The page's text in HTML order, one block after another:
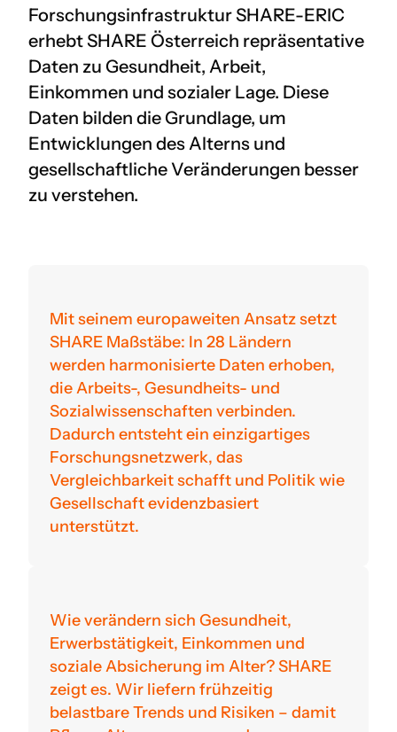
Forschungsinfrastruktur SHARE-ERIC
erhebt SHARE Österreich repräsentative
Daten zu Gesundheit, Arbeit,
Einkommen und sozialer Lage. Diese
Daten bilden die Grundlage, um
Entwicklungen des Alterns und
gesellschaftliche Veränderungen besser
zu verstehen.
Mit seinem europaweiten Ansatz setzt
SHARE Maßstäbe: In 28 Ländern
werden harmonisierte Daten erhoben,
die Arbeits-, Gesundheits- und
Sozialwissenschaften verbinden.
Dadurch entsteht ein einzigartiges
Forschungsnetzwerk, das
Vergleichbarkeit schafft und Politik wie
Gesellschaft evidenzbasiert
unterstützt.
Wie verändern sich Gesundheit,
Erwerbstätigkeit, Einkommen und
soziale Absicherung im Alter? SHARE
zeigt es. Wir liefern frühzeitig
belastbare Trends und Risiken – damit